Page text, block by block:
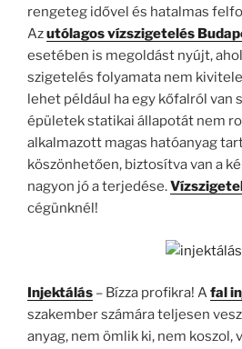
rengeteg idővel és hatalmas
Azutólagos vízszigetelés
esetében is megoldást nyújt,
szigetelés folyamata nem
lehet például ha egy kőfalról van
épületek statikai állapotát nem
alkalmazott magas hatóanyag
köszönhetően, biztosítva van a
nagyon jó a terjedése.
cégünknél!
Injektálás – Bízza profikra! Afal
szakember számára teljesen
anyag, nem ömlik ki, nem koszol,